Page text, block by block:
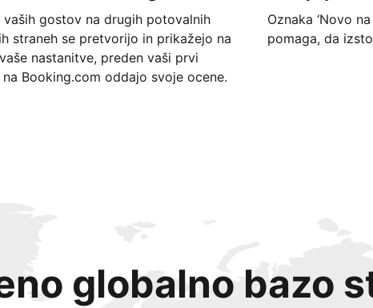
vaših gostov na drugih potovalnih
straneh se pretvorijo in prikažejo na
nastanitve, preden vaši prvi
Booking.com oddajo svoje ocene.
Oznaka ‘Novo
pomaga, da
globalno bazo